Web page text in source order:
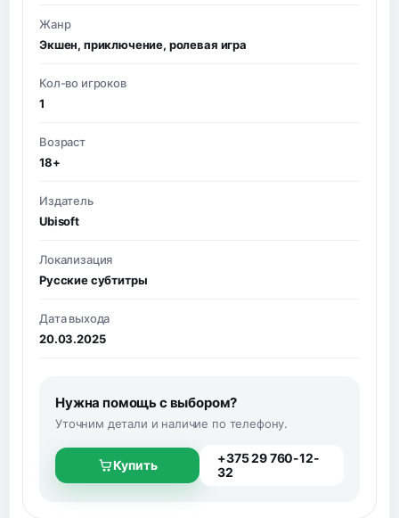
Жанр
Экшен, приключение, ролевая игра
Кол-во игроков
1
Возраст
18+
Издатель
Ubisoft
Локализация
Русские субтитры
Дата выхода
20.03.2025
Нужна помощь с выбором?
Уточним детали и наличие по телефону.
Купить
+375 29 760-12-
32